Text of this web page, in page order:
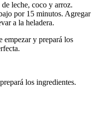
leche, coco y arroz.
por 15 minutos. Agregar
a la heladera.
empezar y prepará los
los ingredientes.